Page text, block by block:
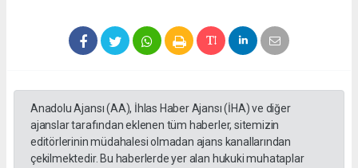
Anadolu Ajansı (AA), İhlas Haber Ajansı (İHA) ve diğer
ajanslar tarafından eklenen tüm haberler, sitemizin
editörlerinin müdahalesi olmadan ajans kanallarından
çekilmektedir. Bu haberlerde yer alan hukuki muhataplar